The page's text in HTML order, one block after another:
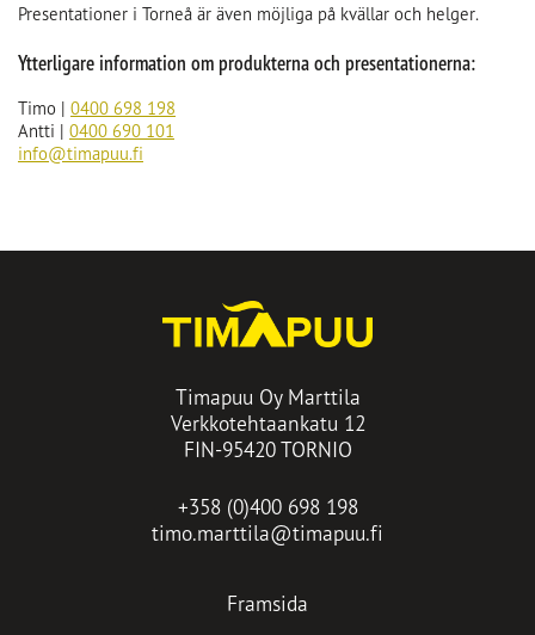
Presentationer i Torneå är även möjliga på kvällar och helger.
Ytterligare information om produkterna och presentationerna:
Timo | 0400 698 198
Antti | 0400 690 101
info@timapuu.fi
Timapuu Oy Marttila
Verkkotehtaankatu 12
FIN-95420 TORNIO
+358 (0)400 698 198
timo.marttila@timapuu.fi
Framsida